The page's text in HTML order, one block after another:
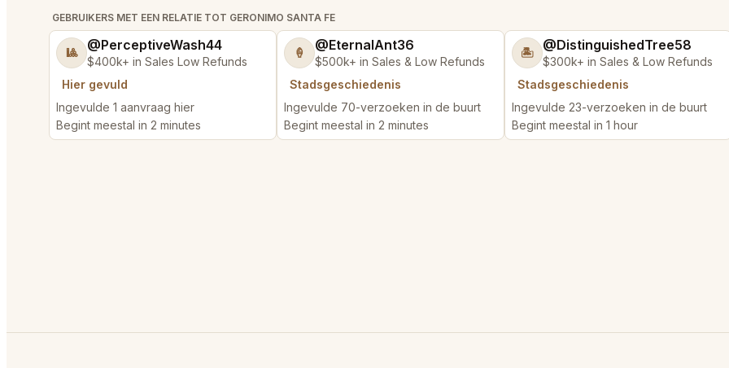
GEBRUIKERS MET EEN RELATIE TOT GERONIMO SANTA FE
🎱 @PerceptiveWash44
$400k+ in Sales Low Refunds
Hier gevuld
Ingevulde 1 aanvraag hier
Begint meestal in 2 minutes
🍦 @EternalAnt36
$500k+ in Sales & Low Refunds
Stadsgeschiedenis
Ingevulde 70-verzoeken in de buurt
Begint meestal in 2 minutes
🏝️ @DistinguishedTree58
$300k+ in Sales & Low Refunds
Stadsgeschiedenis
Ingevulde 23-verzoeken in de buurt
Begint meestal in 1 hour